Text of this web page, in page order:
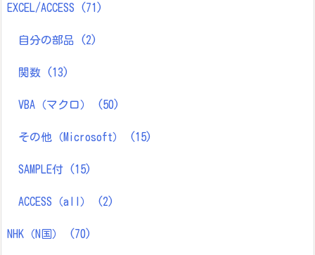
EXCEL/ACCESS (71)
自分の部品 (2)
関数 (13)
VBA（マクロ） (50)
その他（Microsoft） (15)
SAMPLE付 (15)
ACCESS（all） (2)
NHK（N国） (70)